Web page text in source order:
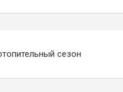
сезон